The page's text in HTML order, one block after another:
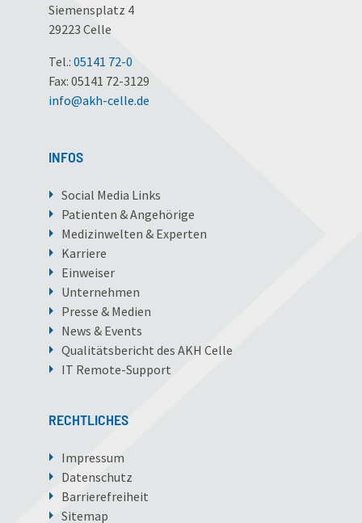
Siemensplatz 4
29223 Celle
Tel.: 05141 72-0
Fax: 05141 72-3129
info@akh-celle.de
INFOS
Social Media Links
Patienten & Angehörige
Medizinwelten & Experten
Karriere
Einweiser
Unternehmen
Presse & Medien
News & Events
Qualitätsbericht des AKH Celle
IT Remote-Support
RECHTLICHES
Impressum
Datenschutz
Barrierefreiheit
Sitemap